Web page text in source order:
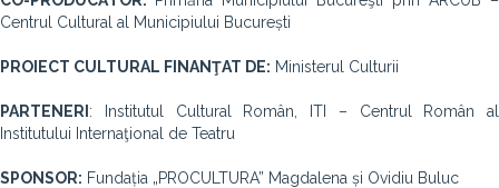
Centrul Cultural al Municipiului București
PROIECT CULTURAL FINANŢAT DE: Ministerul Culturii
PARTENERI : Institutul Cultural Român, ITI – Centrul Român al
Institutului Internaţional de Teatru
SPONSOR: Fundația „PROCULTURA” Magdalena și Ovidiu Buluc